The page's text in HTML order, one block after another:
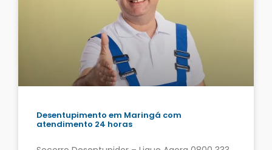
Desentupimento em Maringá com
atendimento 24 horas